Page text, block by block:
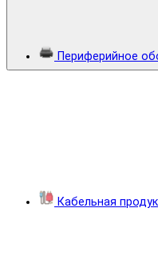
Периферийное
Кабельная